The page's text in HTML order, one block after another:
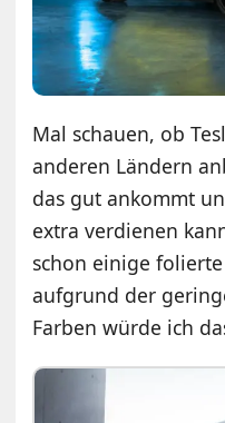
Mal schauen, ob
anderen Ländern
das gut ankommt
extra verdienen
schon einige
aufgrund der
Farben würde ich